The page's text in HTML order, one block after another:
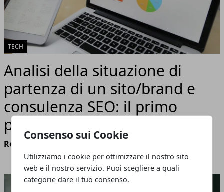
Consenso sui Cookie
Utilizziamo i cookie per ottimizzare il nostro sito
web e il nostro servizio. Puoi scegliere a quali
categorie dare il tuo consenso.
TECH
Analisi della situazione di
partenza di un sito/brand e
consulenza SEO: il primo
passo per il successo online
Redazione